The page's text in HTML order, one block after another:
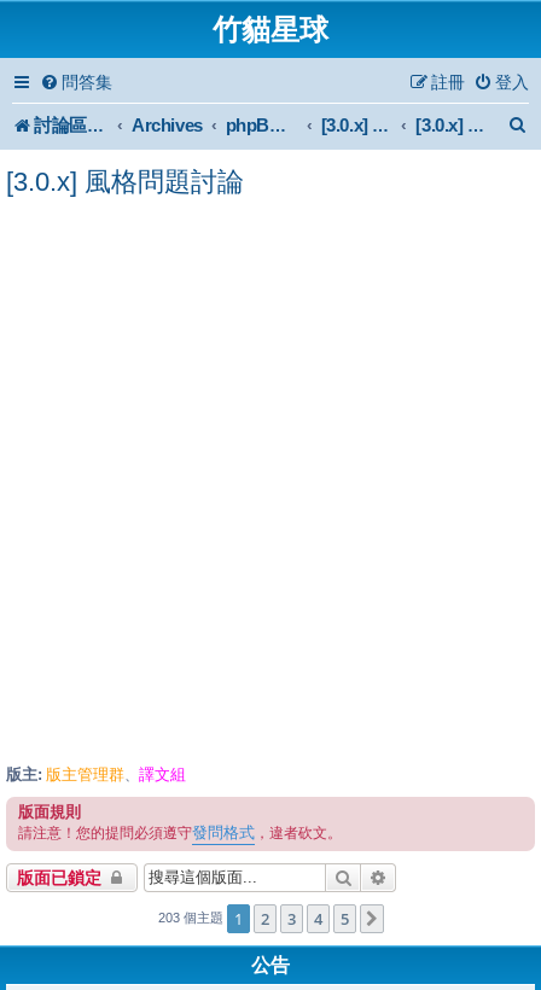
竹貓星球
問答集 登入
註冊
討論區首頁 Archives phpBB 3.0.x Forum Archive [3.0.x] Style [3.0.x] 風格問題討論
[3.0.x] 風格問題討論
版主: 版主管理群、 譯文組
版面規則
請注意！您的提問必須遵守發問格式 ，違者砍文。
版面已鎖定 搜尋
203 個主題 1 2 3 4 5
公告